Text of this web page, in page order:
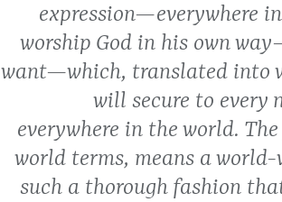
expression—everywhere
worship God in his own
want—which, translated into
will secure to
everywhere in the world.
world terms, means a
such a thorough fashion